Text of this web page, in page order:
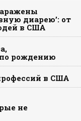
диарею’: от
в США
рождению
в США
не